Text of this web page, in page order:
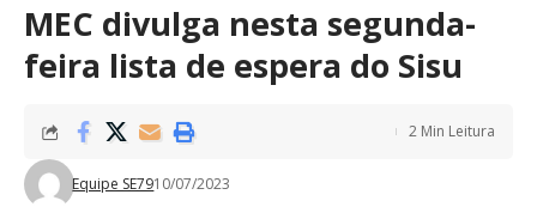
MEC divulga nesta segunda-
feira lista de espera do Sisu
Equipe SE7910/07/2023
2 Min Leitura